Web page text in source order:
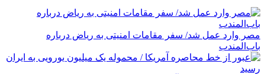
مصر وارد عمل شد/ سفر مقامات امنیتی به ریاض درباره
باب‌المندب